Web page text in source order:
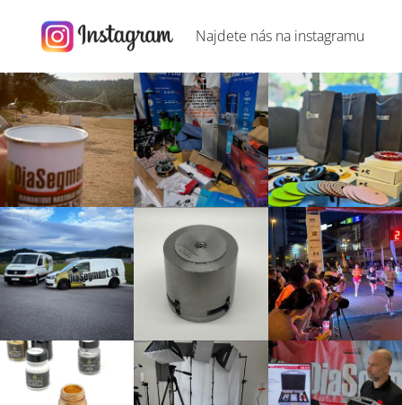
Najdete nás na instagramu